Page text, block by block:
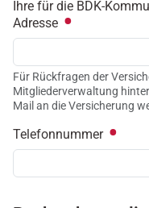
Ihre für die BDK-
Adresse
Für Rückfragen der
Mitgliederverwaltung
Mail an die Versicherung
Telefonnummer